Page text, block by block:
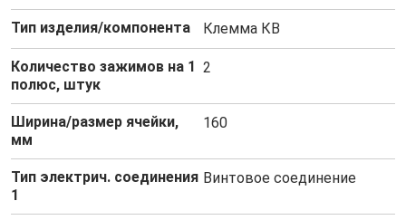
Тип изделия/компонента Клемма КВ
Количество зажимов на 1
полюс, штук
2
Ширина/размер ячейки,
мм
160
Тип электрич. соединения
1
Винтовое соединение